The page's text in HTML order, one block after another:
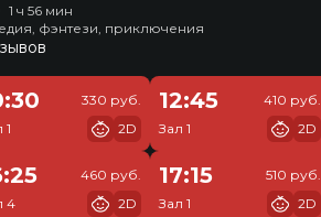
1 ч 56 мин
фэнтези, приключения
1
330 руб.
2D
12:45
Зал 1
410 руб.
2D
4
460 руб.
2D
17:15
Зал 1
510 руб.
2D